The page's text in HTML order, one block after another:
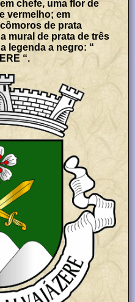
chefe, uma flor de
vermelho; em
de prata
mural de prata de três
legenda a negro: “
“.